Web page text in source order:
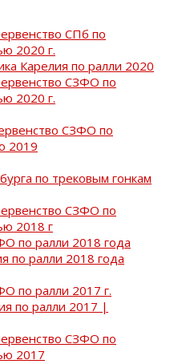
СПб по
2020 г.
Карелия по ралли 2020
СЗФО по
2020 г.
СЗФО по
2019
по трековым гонкам
СЗФО по
2018 г
по ралли 2018 года
по ралли 2018 года
по ралли 2017 г.
по ралли 2017 |
СЗФО по
2017